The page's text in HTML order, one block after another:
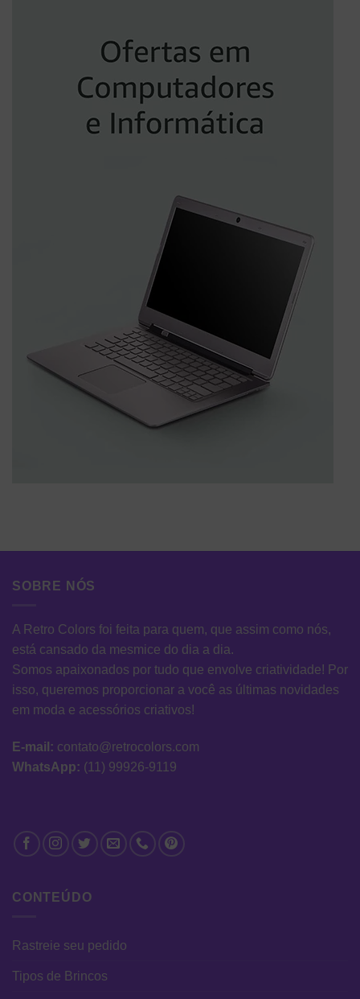
SOBRE NÓS
A Retro Colors foi feita para quem, que assim como nós,
está cansado da mesmice do dia a dia.
Somos apaixonados por tudo que envolve criatividade! Por
isso, queremos proporcionar a você as últimas novidades
em moda e acessórios criativos!
E-mail: contato@retrocolors.com
WhatsApp: (11) 99926-9119
CONTEÚDO
Rastreie seu pedido
Tipos de Brincos